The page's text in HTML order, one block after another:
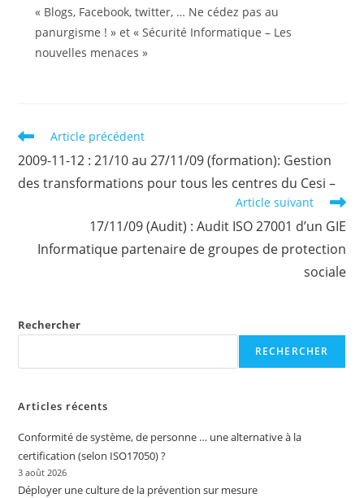
« Blogs, Facebook, twitter, … Ne cédez pas au
panurgisme ! » et « Sécurité Informatique – Les
nouvelles menaces »
Read
articles
Article précédent
2009-11-12 : 21/10 au 27/11/09 (formation): Gestion
des transformations pour tous les centres du Cesi –
Article suivant
17/11/09 (Audit) : Audit ISO 27001 d’un GIE
Informatique partenaire de groupes de protection
sociale
Rechercher
RECHERCHER
Articles récents
Conformité de système, de personne … une alternative à la
certification (selon ISO17050) ?
3 août 2026
Déployer une culture de la prévention sur mesure